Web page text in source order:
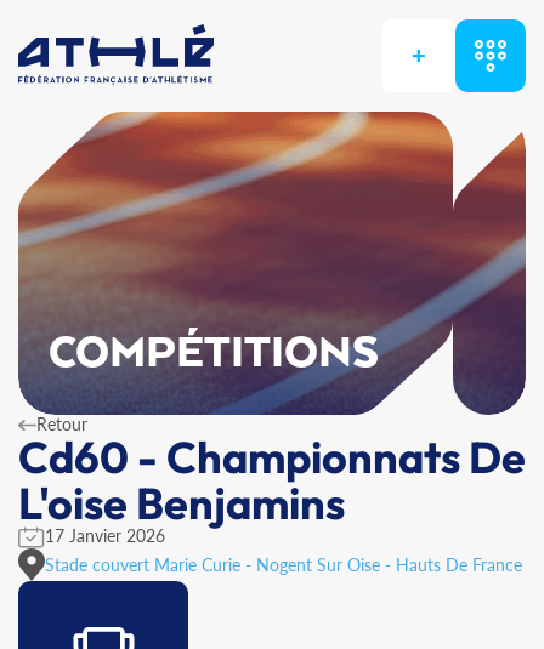
+
COMPÉTITIONS
Retour
Cd60 - Championnats De
L'oise Benjamins
17 Janvier 2026
Stade couvert Marie Curie - Nogent Sur Oise - Hauts De France